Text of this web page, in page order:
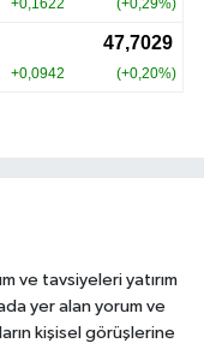
ve tavsiyeleri yatırım
yer alan yorum ve
kişisel görüşlerine